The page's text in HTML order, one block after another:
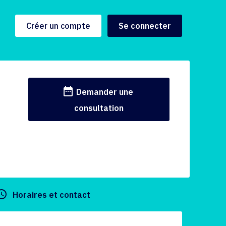
Créer un compte Se connecter
date_range Demander une
consultation
Horaires et contact